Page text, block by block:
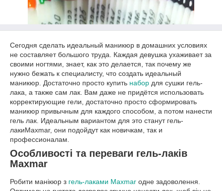
Сегодня сделать идеальный маникюр в домашних условиях
не составляет большого труда. Каждая девушка ухаживает за
своими ногтями, знает, как это делается, так почему же
нужно бежать к специалисту, что создать идеальный
маникюр. Достаточно просто купить набор для сушки гель-
лака, а также сам лак. Вам даже не придётся использовать
корректирующие гели, достаточно просто сформировать
маникюр привычным для каждого способом, а потом нанести
гель лак. Идеальным вариантом для это станут гель-
лакиMaxmar, они подойдут как новичкам, так и
профессионалам.
Особливості та переваги гель-лаків
Maxmar
Робити манікюр з гель-лаками Maxmar одне задоволення.